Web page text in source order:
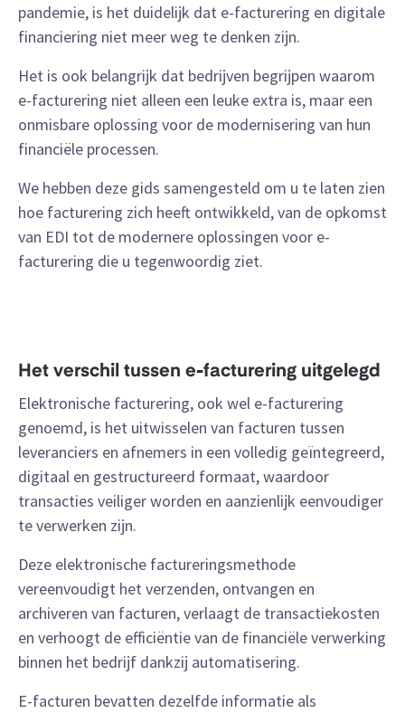
pandemie, is het duidelijk dat e-facturering en digitale
financiering niet meer weg te denken zijn.
Het is ook belangrijk dat bedrijven begrijpen waarom
e-facturering niet alleen een leuke extra is, maar een
onmisbare oplossing voor de modernisering van hun
financiële processen.
We hebben deze gids samengesteld om u te laten zien
hoe facturering zich heeft ontwikkeld, van de opkomst
van EDI tot de modernere oplossingen voor e-
facturering die u tegenwoordig ziet.
Het verschil tussen e-facturering uitgelegd
Elektronische facturering, ook wel e-facturering
genoemd, is het uitwisselen van facturen tussen
leveranciers en afnemers in een volledig geïntegreerd,
digitaal en gestructureerd formaat, waardoor
transacties veiliger worden en aanzienlijk eenvoudiger
te verwerken zijn.
Deze elektronische factureringsmethode
vereenvoudigt het verzenden, ontvangen en
archiveren van facturen, verlaagt de transactiekosten
en verhoogt de efficiëntie van de financiële verwerking
binnen het bedrijf dankzij automatisering.
E-facturen bevatten dezelfde informatie als